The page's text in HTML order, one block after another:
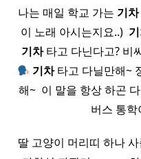
나는 매일 학교 가는 기차
이 노래 아시는지요..) ​
기차타고 다닌다고? 비
기차타고 다닐만해~
해~ ​ 이 말을 항상 하곤
버스 통
딸 고양이 머리띠 하나